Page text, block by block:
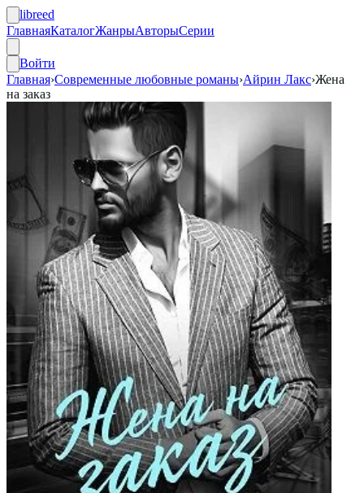
libreed
ГлавнаяКаталогЖанрыАвторыСерии
Войти
Главная›Современные любовные романы›Айрин Лакс›Жена
на заказ